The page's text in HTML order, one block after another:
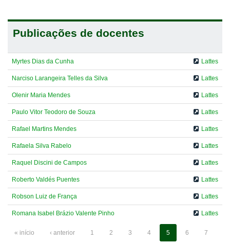
Publicações de docentes
Myrtes Dias da Cunha Lattes
Narciso Larangeira Telles da Silva Lattes
Olenir Maria Mendes Lattes
Paulo Vitor Teodoro de Souza Lattes
Rafael Martins Mendes Lattes
Rafaela Silva Rabelo Lattes
Raquel Discini de Campos Lattes
Roberto Valdés Puentes Lattes
Robson Luiz de França Lattes
Romana Isabel Brázio Valente Pinho Lattes
« início ‹ anterior 1 2 3 4 5 6 7